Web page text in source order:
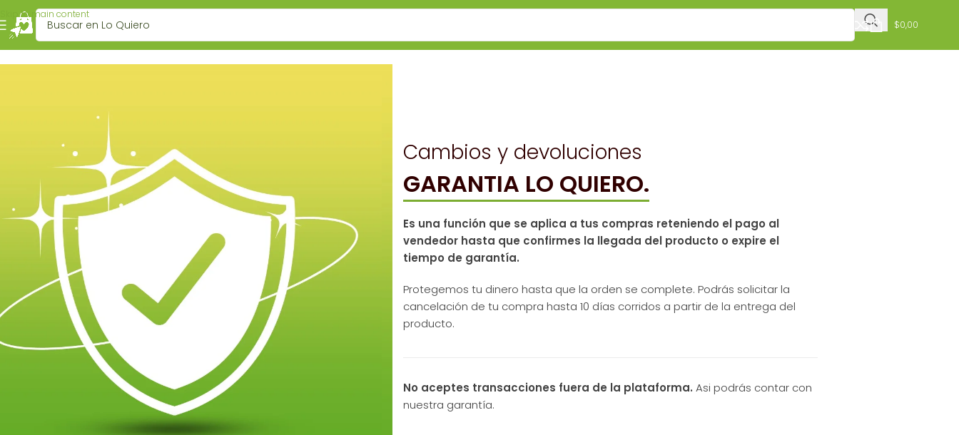
Skip to main content
$0,00
Cambios y devoluciones
GARANTIA LO QUIERO.
Es una función que se aplica a tus compras reteniendo el pago al
vendedor hasta que confirmes la llegada del producto o expire el
tiempo de garantía.
Protegemos tu dinero hasta que la orden se complete. Podrás solicitar la
cancelación de tu compra hasta 10 días corridos a partir de la entrega del
producto.
No aceptes transacciones fuera de la plataforma. Asi podrás contar con
nuestra garantía.